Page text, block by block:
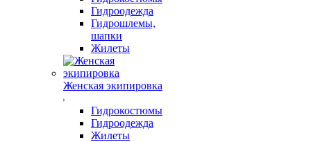
Гидроодежда
Гидрошлемы,
шапки
Жилеты
Женская экипировка
Гидрокостюмы
Гидроодежда
Жилеты